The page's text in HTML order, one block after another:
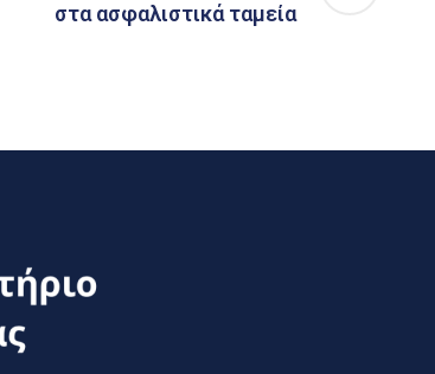
στα ασφαλιστικά ταμεία